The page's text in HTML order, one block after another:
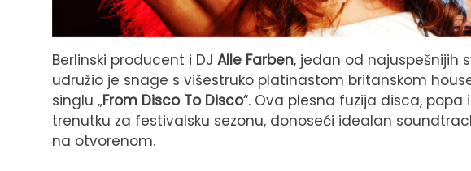
Berlinski producent i DJ Alle Farben, jedan od najuspešnijih
udružio je snage s višestruko platinastom britanskom
singlu „From Disco To Disco“. Ova plesna fuzija disca,
trenutku za festivalsku sezonu, donoseći idealan
na otvorenom.